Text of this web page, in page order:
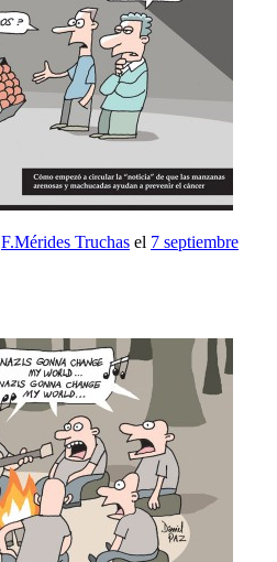
F.Mérides Truchas el 7 septiembre